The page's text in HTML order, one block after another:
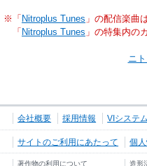
※「 Nitroplus Tunes 」の配信楽曲
「 Nitroplus Tunes 」の特集内の
ニ
会社概要 採用情報 VIシステム
サイトのご利用にあたって 個
著作物の利用について 造形